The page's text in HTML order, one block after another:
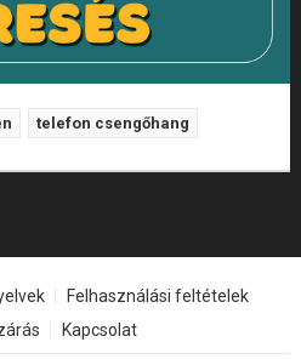
telefon csengőhang
Felhasználási feltételek
Kapcsolat